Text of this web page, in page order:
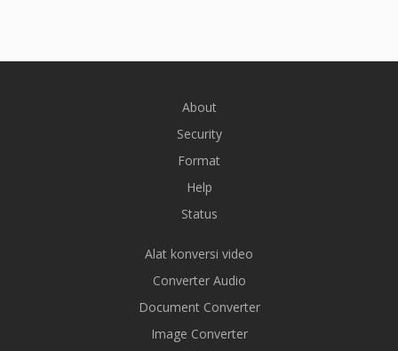
About
Security
Format
Help
Status
Alat konversi video
Converter Audio
Document Converter
Image Converter